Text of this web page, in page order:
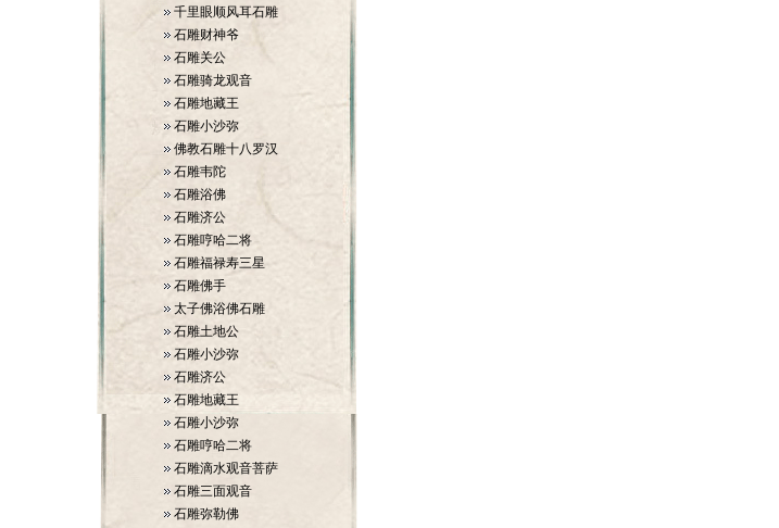
千里眼顺风耳石雕
石雕财神爷
石雕关公
石雕骑龙观音
石雕地藏王
石雕小沙弥
佛教石雕十八罗汉
石雕韦陀
石雕浴佛
石雕济公
石雕哼哈二将
石雕福禄寿三星
石雕佛手
太子佛浴佛石雕
石雕土地公
石雕小沙弥
石雕济公
石雕地藏王
石雕小沙弥
石雕哼哈二将
石雕滴水观音菩萨
石雕三面观音
石雕弥勒佛